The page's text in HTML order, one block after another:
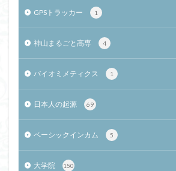
GPSトラッカー 1
神山まるごと高専 4
バイオミメティクス 1
日本人の起源 69
ベーシックインカム 5
大学院 150